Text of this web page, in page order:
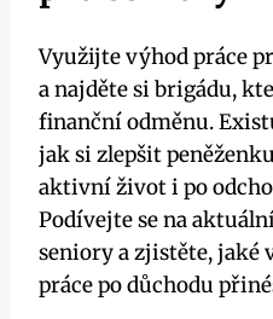
Využijte výhod práce
a najděte si brigádu,
finanční odměnu.
jak si zlepšit
aktivní život i po
Podívejte se na
seniory a zjistěte, jaké
práce po důchodu